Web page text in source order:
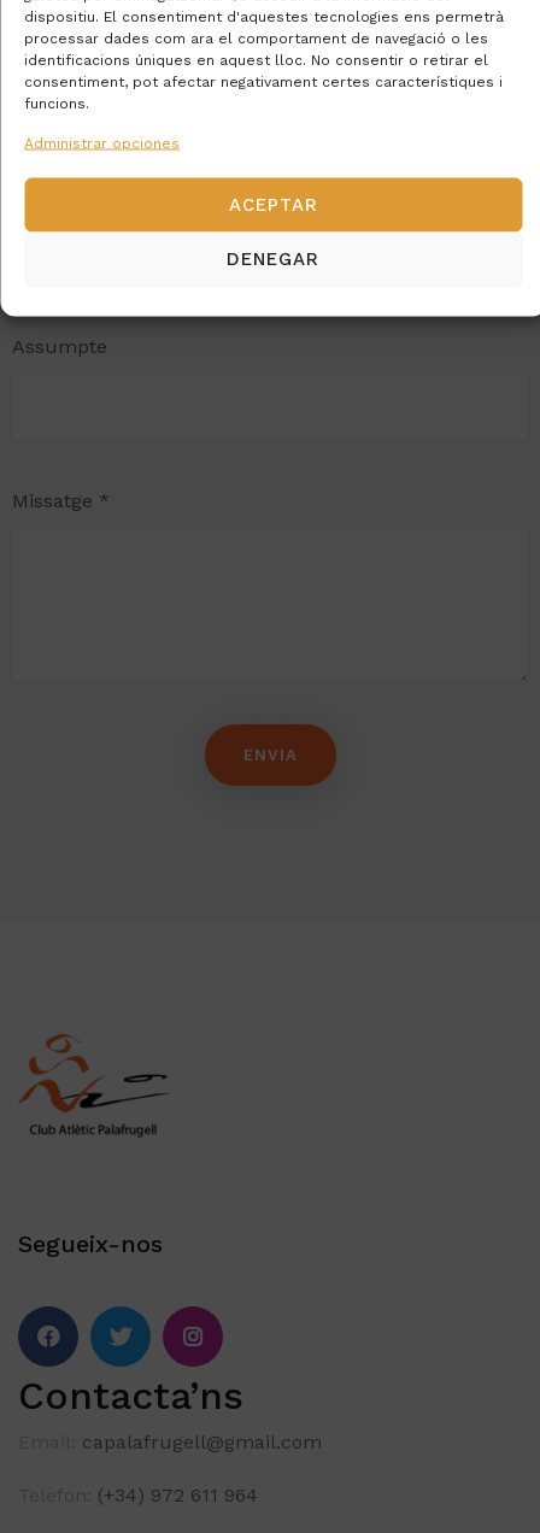
dispositiu. El consentiment d'aquestes tecnologies ens permetrà
processar dades com ara el comportament de navegació o les
identificacions úniques en aquest lloc. No consentir o retirar el
consentiment, pot afectar negativament certes característiques i
funcions.
Administrar opciones
ACEPTAR
DENEGAR
Email *
Telèfon
Assumpte
Missatge *
Segueix-nos
Contacta’ns
capalafrugell@gmail.com
(+34) 972 611 964